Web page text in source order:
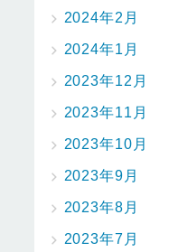
2024年2月
2024年1月
2023年12月
2023年11月
2023年10月
2023年9月
2023年8月
2023年7月